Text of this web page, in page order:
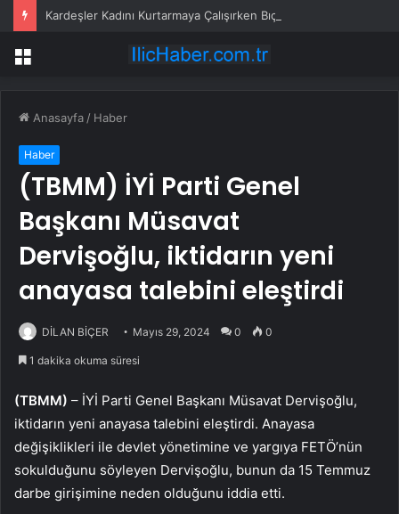
Kardeşler Kadını Kurtarmaya Çalışırken Bıçaklandı
Menü
Anasayfa / Haber
Haber
(TBMM) İYİ Parti Genel
Başkanı Müsavat
Dervişoğlu, iktidarın yeni
anayasa talebini eleştirdi
DİLAN BİÇER Mayıs 29, 2024 0 0
1 dakika okuma süresi
(TBMM) – İYİ Parti Genel Başkanı Müsavat Dervişoğlu,
iktidarın yeni anayasa talebini eleştirdi. Anayasa
değişiklikleri ile devlet yönetimine ve yargıya FETÖ’nün
sokulduğunu söyleyen Dervişoğlu, bunun da 15 Temmuz
darbe girişimine neden olduğunu iddia etti.